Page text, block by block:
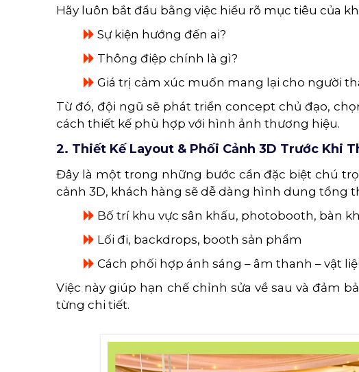
Hãy luôn bắt đầu bằng việc hiểu rõ mục tiêu của
Sự kiện hướng đến ai?
Thông điệp chính là gì?
Giá trị cảm xúc muốn mang lại cho người
Từ đó, đội ngũ sẽ phát triển concept chủ đạo,
cách thiết kế phù hợp với hình ảnh thương hiệu.
2. Thiết Kế Layout & Phối Cảnh 3D Trước Khi
Đây là một trong những bước cần đặc biệt chú
cảnh 3D, khách hàng sẽ dễ dàng hình dung tổng
Bố trí khu vực sân khấu, photobooth, bàn
Lối đi, backdrops, booth sản phẩm
Cách phối hợp ánh sáng – âm thanh – vật
Việc này giúp hạn chế chỉnh sửa về sau và đảm
từng chi tiết.